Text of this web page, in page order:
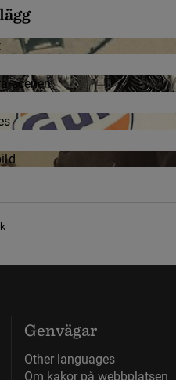
scenen
Genvägar
Other languages
Om kakor på webbplatsen